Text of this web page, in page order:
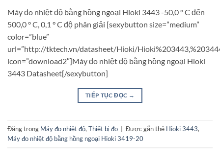
Máy đo nhiệt độ bằng hồng ngoại Hioki 3443 -50,0 ° C đến
500,0 ° C, 0,1 ° C độ phân giải [sexybutton size=”medium”
color=”blue”
url=”http://tktech.vn/datasheet/Hioki/
icon=”download2″]Máy đo nhiệt độ bằng hồng ngoại Hioki
3443 Datasheet[/sexybutton]
TIẾP TỤC ĐỌC →
Đăng trong Máy đo nhiệt độ, Thiết bị đo Được gắn thẻ Hioki 3443,
Máy đo nhiệt độ bằng hồng ngoại Hioki 3419-20